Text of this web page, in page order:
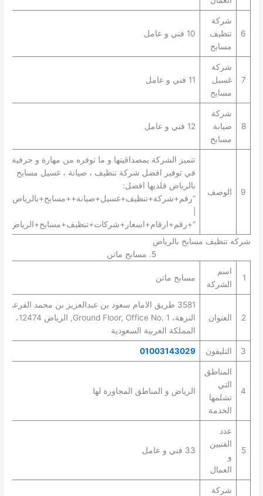
6
شركة
تنظيف
مسابح
10 فني و عامل
7
شركة
غسيل
مسابح
11 فني و عامل
8
شركة
صيانة
مسابح
12 فني و عامل
9 الوصف
تتميز الشركة بمصداقيتها و ما توفره من مهارة و حرفية
في توفير افضل شركة تنظيف ، صيانة ، غسيل مسابح
بالرياض فلديها افضل:
“رقم+شركة+تنظيف+غسيل+صيانة++مسابح+بالرياض+”
“+رقم+ارقام+اسعار+شركات+تنظيف+مسابح+الرياض+”.
شركه تنظيف مسابح بالرياض
5. مسابح ماتن
1
اسم
الشركة
مسابح ماتن
2 العنوان
3581 طريق الامام سعود بن عبدالعزيز بن محمد الفرعي،
النزهة، Ground Floor, Office No. 1, الرياض 12474،
المملكة العربية السعودية
3 التليفون 01003143029
4
المناطق
التي
تشلمها
الخدمة
الرياض و المناطق المجاورة لها
5
عدد
الفنيين
و
العمال
33 فني و عامل
شركة